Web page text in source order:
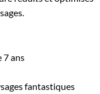
7 ans
fantastiques